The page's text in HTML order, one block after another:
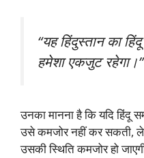
“यह हिंदुस्तान का
हमेशा एकजुट रहेगा।”
उनका मानना है कि यदि हिंदू
उसे कमजोर नहीं कर सकती,
उसकी स्थिति कमजोर हो